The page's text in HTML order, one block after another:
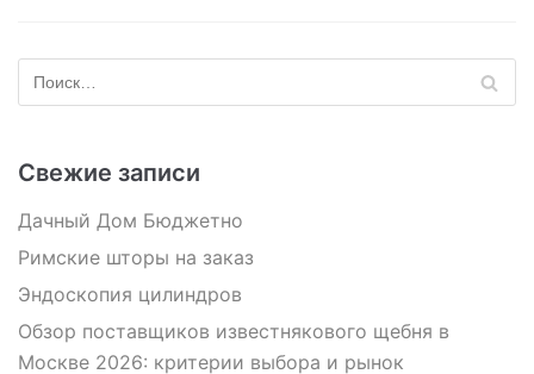
Свежие записи
Дачный Дом Бюджетно
Римские шторы на заказ
Эндоскопия цилиндров
Обзор поставщиков известнякового щебня в
Москве 2026: критерии выбора и рынок